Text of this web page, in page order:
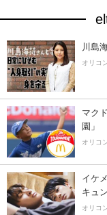
川島
オリコ
マク
園」
オリコ
イケ
キュン
オリコ